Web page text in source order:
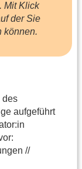
Mit Klick
der Sie
können.
des
aufgeführt
//